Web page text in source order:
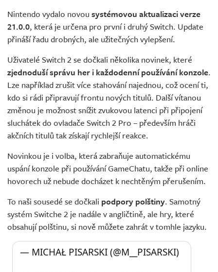
Živě
Nintendo vydalo novou systémovou aktualizaci verze
21.0.0, která je určena pro první i druhý Switch. Update
přináší řadu drobných, ale užitečných vylepšení.
Uživatelé Switch 2 se dočkali několika novinek, které
zjednoduší správu her i každodenní používání konzole.
Lze například zrušit více stahování najednou, což ocení ti,
kdo si rádi připravují frontu nových titulů. Další vítanou
změnou je možnost snížit zvukovou latenci při připojení
sluchátek do ovladače Switch 2 Pro – především hráči
akčních titulů tak získají rychlejší reakce.
Novinkou je i volba, která zabraňuje automatickému
uspání konzole při používání GameChatu, takže při online
hovorech už nebude docházet k nechtěným přerušením.
To naši sousedé se dočkali podpory polštiny. Samotný
systém Switche 2 je nadále v angličtině, ale hry, které
obsahují polštinu, si nově můžete zahrát v tomhle jazyku.
— MICHAŁ PISARSKI (@M__PISARSKI)